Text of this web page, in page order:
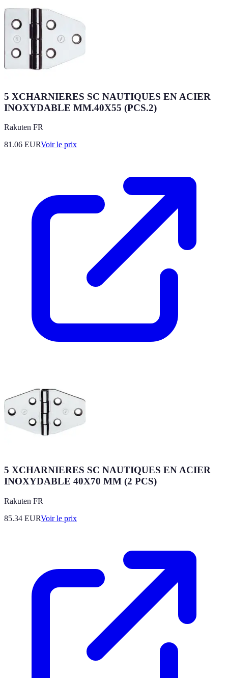
5 XCHARNIERES SC NAUTIQUES EN ACIER
INOXYDABLE MM.40X55 (PCS.2)
Rakuten FR
81.06 EURVoir le prix
5 XCHARNIERES SC NAUTIQUES EN ACIER
INOXYDABLE 40X70 MM (2 PCS)
Rakuten FR
85.34 EURVoir le prix